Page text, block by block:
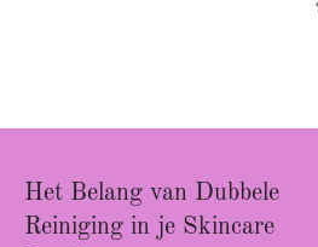
Het Belang van Dubbele
Reiniging in je Skincare